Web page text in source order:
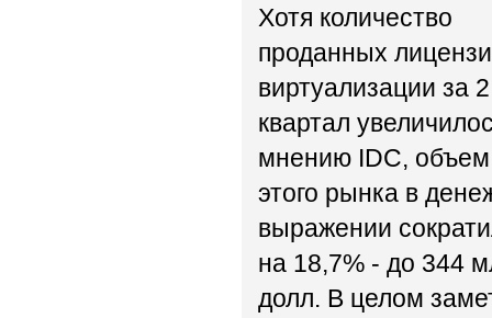
Хотя количество
проданных
виртуализации за 2
квартал
мнению IDC, объем
этого рынка в
выражении
на 18,7% - до 344
долл. В целом